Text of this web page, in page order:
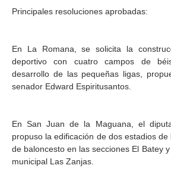
Principales resoluciones aprobadas:
En La Romana, se solicita la
deportivo con cuatro campos de
desarrollo de las pequeñas ligas,
senador Edward Espiritusantos.
En San Juan de la Maguana, el
propuso la edificación de dos estadios
de baloncesto en las secciones El Batey
municipal Las Zanjas.